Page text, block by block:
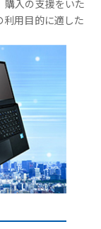
購入の支援をいた
利用目的に適した